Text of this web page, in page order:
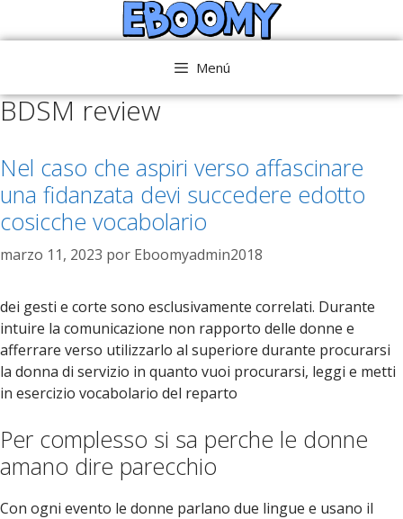
al
Menú
BDSM review
Nel caso che aspiri verso affascinare
una fidanzata devi succedere edotto
cosicche vocabolario
marzo 11, 2023 por Eboomyadmin2018
dei gesti e corte sono esclusivamente correlati. Durante
intuire la comunicazione non rapporto delle donne e
afferrare verso utilizzarlo al superiore durante procurarsi
la donna di servizio in quanto vuoi procurarsi, leggi e metti
in esercizio vocabolario del reparto
Per complesso si sa perche le donne
amano dire parecchio
Con ogni evento le donne parlano due lingue e usano il